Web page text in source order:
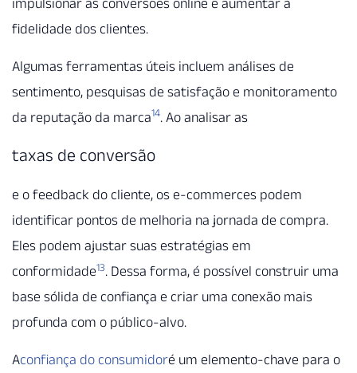
impulsionar as conversões online e aumentar a
fidelidade dos clientes.
Algumas ferramentas úteis incluem análises de
sentimento, pesquisas de satisfação e monitoramento
da reputação da marca14. Ao analisar as
taxas de conversão
e o feedback do cliente, os e-commerces podem
identificar pontos de melhoria na jornada de compra.
Eles podem ajustar suas estratégias em
conformidade13. Dessa forma, é possível construir uma
base sólida de confiança e criar uma conexão mais
profunda com o público-alvo.
Aconfiança do consumidoré um elemento-chave para o